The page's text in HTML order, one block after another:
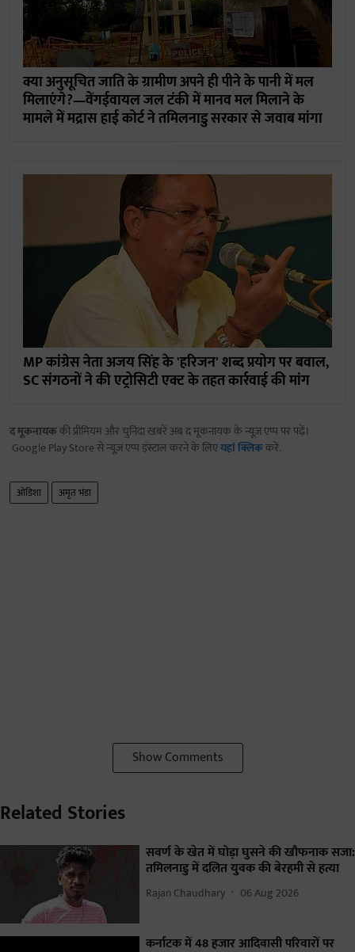
क्या अनुसूचित जाति के ग्रामीण अपने ही पीने के पानी में मल
मिलाएंगे?—वेंगईवायल जल टंकी में मानव मल मिलाने के
मामले में मद्रास हाई कोर्ट ने तमिलनाडु सरकार से जवाब मांगा
MP कांग्रेस नेता अजय सिंह के 'हरिजन' शब्द प्रयोग पर बवाल,
SC संगठनों ने की एट्रोसिटी एक्ट के तहत कार्रवाई की मांग
द मूकनायककी प्रीमियम और चुनिंदा खबरें अब द मूकनायक के न्यूज़ एप्प पर पढ़ें।
Google Play Store से न्यूज़ एप्प इंस्टाल करने के लिएयहां क्लिककरें.
ओडिशा अमृत भंडा
Show Comments
Related Stories
सवर्ण के खेत में घोड़ा घुसने की खौफनाक सजा:
तमिलनाडु में दलित युवक की बेरहमी से हत्या
Rajan Chaudhary 06 Aug 2026
कर्नाटक में 48 हजार आदिवासी परिवारों पर